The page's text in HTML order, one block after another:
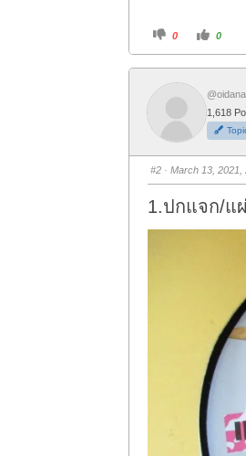
C
i
f
r
h
m
d
o
n
.
0
C
i
o
r
t
h
u
m
u
p
0
1,618
#2· March 13, 2021,
1.ปกแจก/แ